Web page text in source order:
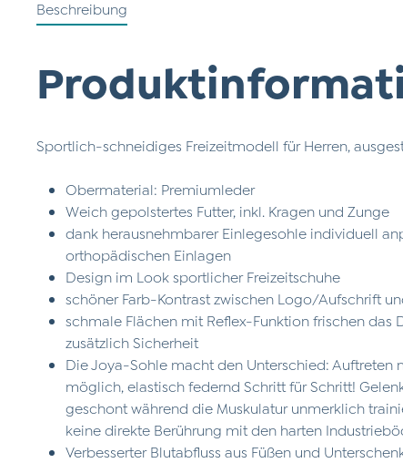
Beschreibung
Sportlich-schneidiges Freizeitmodell für Herren,
Obermaterial: Premiumleder
Weich gepolstertes Futter, inkl. Kragen und Zunge
dank herausnehmbarer Einlegesohle individuell
orthopädischen Einlagen
Design im Look sportlicher Freizeitschuhe
schöner Farb-Kontrast zwischen Logo/Aufschrift
schmale Flächen mit Reflex-Funktion frischen das
zusätzlich Sicherheit
Die Joya-Sohle macht den Unterschied: Auftreten
möglich, elastisch federnd Schritt für Schritt!
geschont während die Muskulatur unmerklich
keine direkte Berührung mit den harten
Verbesserter Blutabfluss aus Füßen und